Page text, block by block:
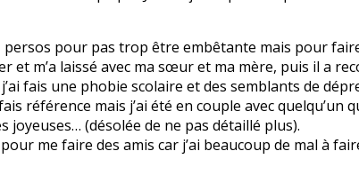
pour pas trop être embêtante mais pour
et m’a laissé avec ma sœur et ma mère, puis il a
fais une phobie scolaire et des semblants de
référence mais j’ai été en couple avec quelqu’un
(désolée de ne pas détaillé plus).
me faire des amis car j’ai beaucoup de mal à